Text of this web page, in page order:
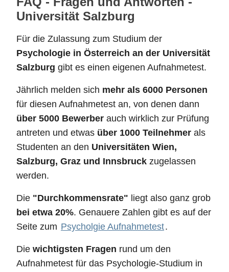
Englisch Deutsch Spanisch
Universität Salzburg
Für die Zulassung zum Studium der
Psychologie in Österreich an der Universität
Salzburg gibt es einen eigenen Aufnahmetest.
Jährlich melden sich mehr als 6000 Personen
für diesen Aufnahmetest an, von denen dann
über 5000 Bewerber auch wirklich zur Prüfung
antreten und etwas über 1000 Teilnehmer als
Studenten an den Universitäten Wien,
Salzburg, Graz und Innsbruck zugelassen
werden.
Die "Durchkommensrate" liegt also ganz grob
bei etwa 20%. Genauere Zahlen gibt es auf der
Seite zum Psycholgie Aufnahmetest.
Die wichtigsten Fragen rund um den
Aufnahmetest für das Psychologie-Studium in